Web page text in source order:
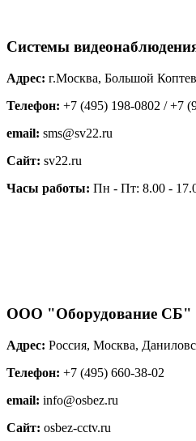
Системы
Адрес: г.Москва, Большой
Телефон: +7 (495) 198-0802 / +7
email: sms@sv22.ru
Сайт: sv22.ru
Часы работы: Пн - Пт: 8.00 -
ООО "Оборудование СБ"
Адрес: Россия, Москва,
Телефон: +7 (495) 660-38-02
email: info@osbez.ru
Сайт: osbez-cctv.ru